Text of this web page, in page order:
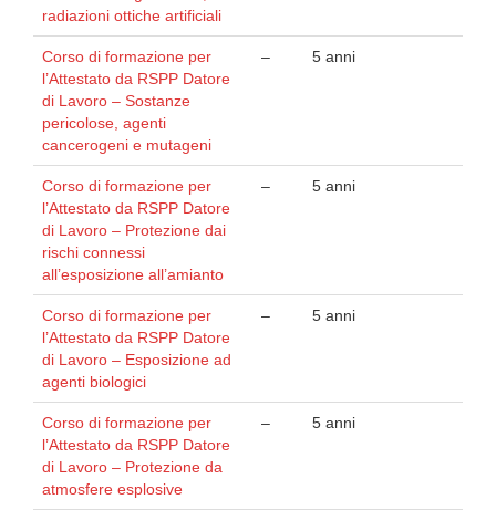
radiazioni ottiche artificiali
Corso di formazione per
l’Attestato da RSPP Datore
di Lavoro – Sostanze
pericolose, agenti
cancerogeni e mutageni
– 5 anni
Corso di formazione per
l’Attestato da RSPP Datore
di Lavoro – Protezione dai
rischi connessi
all’esposizione all’amianto
– 5 anni
Corso di formazione per
l’Attestato da RSPP Datore
di Lavoro – Esposizione ad
agenti biologici
– 5 anni
Corso di formazione per
l’Attestato da RSPP Datore
di Lavoro – Protezione da
atmosfere esplosive
– 5 anni